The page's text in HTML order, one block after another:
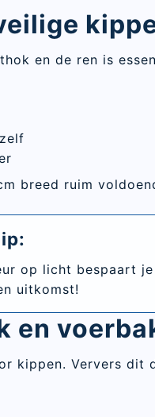
en de ren is
breed ruim
op licht bespaart
uitkomst!
en
kippen. Ververs dit